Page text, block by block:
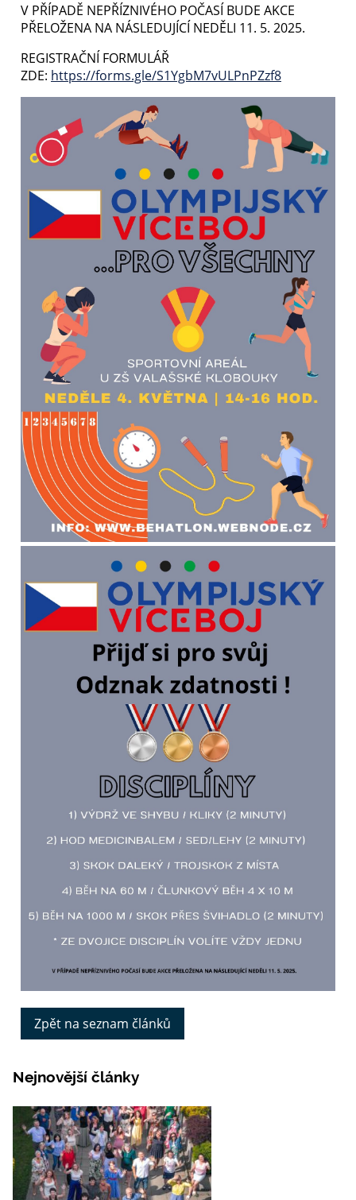
V PŘÍPADĚ NEPŘÍZNIVÉHO POČASÍ BUDE AKCE
PŘELOŽENA NA NÁSLEDUJÍCÍ NEDĚLI 11. 5. 2025.
REGISTRAČNÍ FORMULÁŘ
ZDE: https://forms.gle/S1YgbM7vULPnPZzf8
Zpět na seznam článků
Nejnovější články